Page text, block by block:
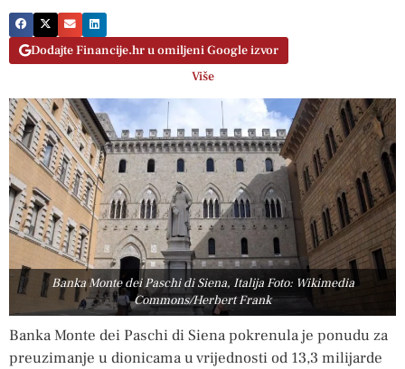
Dodajte Financije.hr u omiljeni Google izvor
Više
Banka Monte dei Paschi di Siena, Italija Foto: Wikimedia
Commons/Herbert Frank
Banka Monte dei Paschi di Siena pokrenula je ponudu za
preuzimanje u dionicama u vrijednosti od 13,3 milijarde